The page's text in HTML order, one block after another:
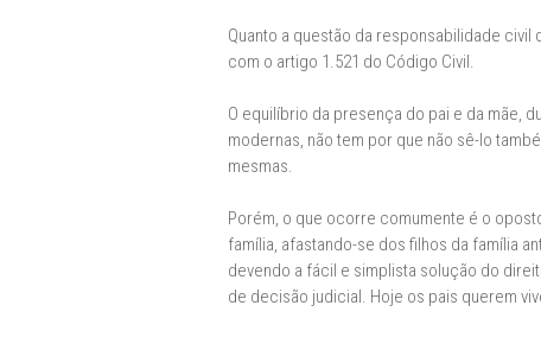
Quanto a questão da responsabilidade
com o artigo 1.521 do Código Civil.
O equilíbrio da presença do pai e da mãe,
modernas, não tem por que não sê-lo
mesmas.
Porém, o que ocorre comumente é o
família, afastando-se dos filhos da família
devendo a fácil e simplista solução do
de decisão judicial. Hoje os pais querem